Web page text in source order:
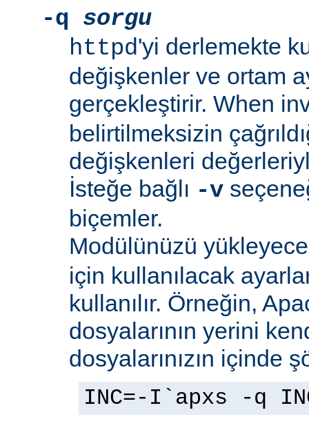
-q
sorgu
httpd'yi derlemekte
değişkenler ve ortam
gerçekleştirir. When
belirtilmeksizin
değişkenleri
İsteğe bağlı -v
biçemler.
Modülünüzü
için kullanılacak
kullanılır. Örneğin,
dosyalarının yerini
dosyalarınızın içinde
INC=-I`apxs -q